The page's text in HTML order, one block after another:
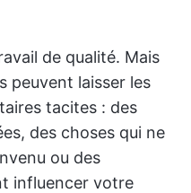
de qualité. Mais
peuvent laisser les
tacites : des
des choses qui ne
ou des
influencer votre